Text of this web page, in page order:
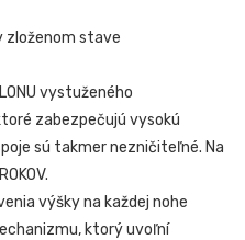
zloženom stave
vystuženého
ktoré zabezpečujú vysokú
sú takmer nezničiteľné. Na
výšky na každej nohe
ktorý uvoľní